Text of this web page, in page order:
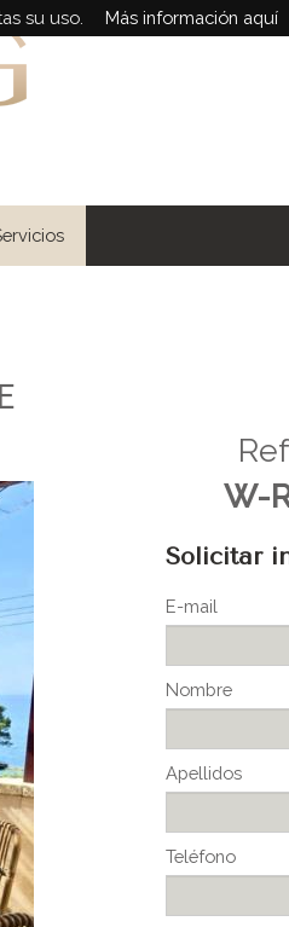
su uso. Más información aquí
W-
Solicitar
E-mail
Nombre
Apellidos
Teléfono